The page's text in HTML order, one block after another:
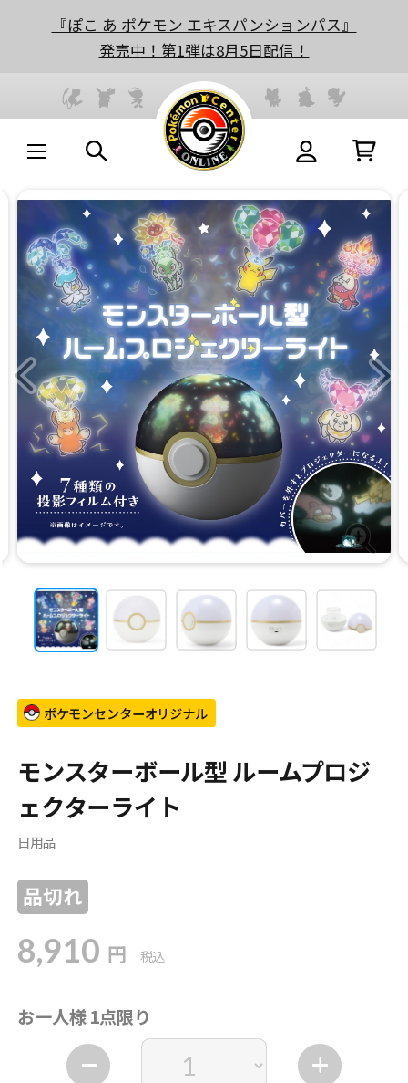
『ぽこ あ ポケモン エキスパンションパス』
発売中！第1弾は8月5日配信！
ポケモンセンターオリジナル
モンスターボール型 ルームプロジ
ェクターライト
日用品
品切れ
8,910 円 税込
お一人様 1点限り